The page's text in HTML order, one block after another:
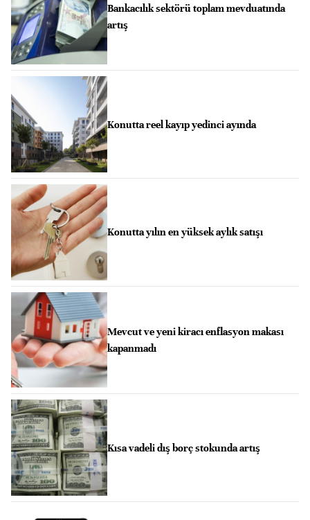
Bankacılık sektörü toplam mevduatında
artış
Konutta reel kayıp yedinci ayında
Konutta yılın en yüksek aylık satışı
Mevcut ve yeni kiracı enflasyon makası
kapanmadı
Kısa vadeli dış borç stokunda artış